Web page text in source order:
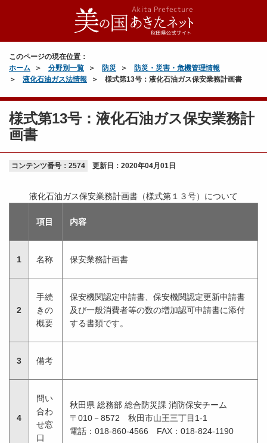
このページの現在位置：
ホーム
分野別一覧 防災
防災・災害・危機管理情報
液化石油ガス法情報
様式第13号：液化石油ガス保安業務計画書
様式第13号：液化石油ガス保安業務計
画書
コンテンツ番号：2574 更新日： 2020年04月01日
項目 内容
液化石油ガス保安業務計画書（様式第１３号）について
1 名称 保安業務計画書
2
手続
きの
概要
保安機関認定申請書、保安機関認定更新申請書
及び一般消費者等の数の増加認可申請書に添付
する書類です。
3 備考
4
問い
合わ
せ窓
口
秋田県 総務部 総合防災課 消防保安チーム
〒010－8572 秋田市山王三丁目1-1
電話：018-860-4566 FAX：018-824-1190